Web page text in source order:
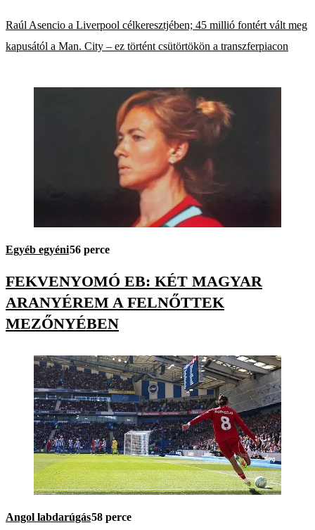
Raúl Asencio a Liverpool célkeresztjében; 45 millió fontért vált meg
kapusától a Man. City – ez történt csütörtökön a transzferpiacon
Egyéb egyéni56 perce
FEKVENYOMÓ EB: KÉT MAGYAR
ARANYÉREM A FELNŐTTEK
MEZŐNYÉBEN
Angol labdarúgás58 perce